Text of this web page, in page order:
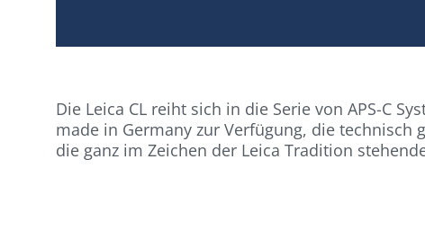
Die Leica CL reiht sich in die Serie von APS-C
made in Germany zur Verfügung, die
die ganz im Zeichen der Leica Tradition